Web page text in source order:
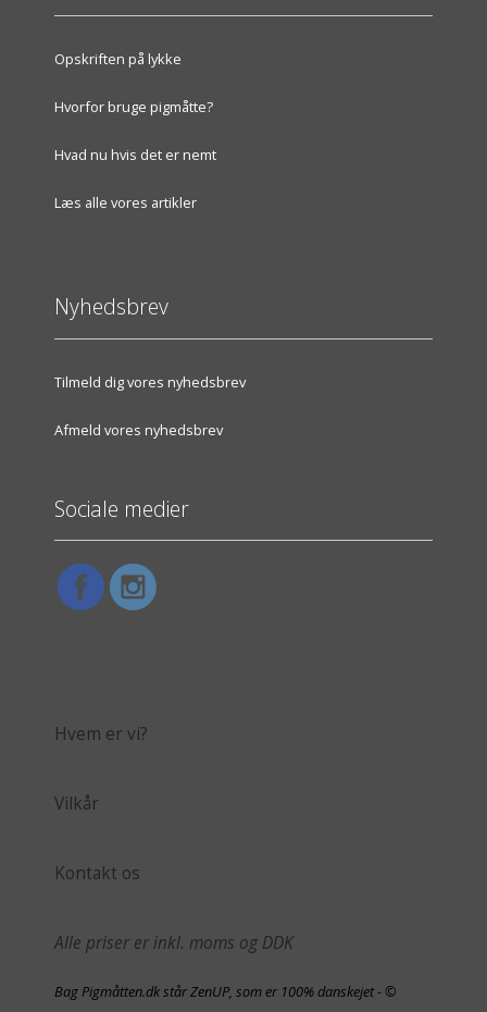
Opskriften på lykke
Hvorfor bruge pigmåtte?
Hvad nu hvis det er nemt
Læs alle vores artikler
Nyhedsbrev
Tilmeld dig vores nyhedsbrev
Afmeld vores nyhedsbrev
Sociale medier
Hvem er vi?
Vilkår
Kontakt os
Alle priser er inkl. moms og DDK
Bag Pigmåtten.dk står ZenUP, som er 100% danskejet - ©